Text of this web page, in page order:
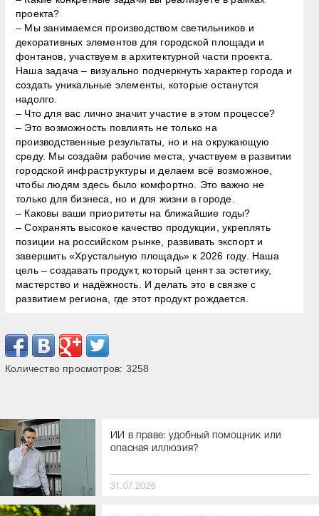
проекта?
– Мы занимаемся производством светильников и
декоративных элементов для городской площади и
фонтанов, участвуем в архитектурной части проекта.
Наша задача – визуально подчеркнуть характер города и
создать уникальные элементы, которые останутся
надолго.
– Что для вас лично значит участие в этом процессе?
– Это возможность повлиять не только на
производственные результаты, но и на окружающую
среду. Мы создаём рабочие места, участвуем в развитии
городской инфраструктуры и делаем всё возможное,
чтобы людям здесь было комфортно. Это важно не
только для бизнеса, но и для жизни в городе.
– Каковы ваши приоритеты на ближайшие годы?
– Сохранять высокое качество продукции, укреплять
позиции на российском рынке, развивать экспорт и
завершить «Хрустальную площадь» к 2026 году. Наша
цель – создавать продукт, который ценят за эстетику,
мастерство и надёжность. И делать это в связке с
развитием региона, где этот продукт рождается.
Количество просмотров: 3258
ИИ в праве: удобный помощник или
опасная иллюзия?
31.07.2026